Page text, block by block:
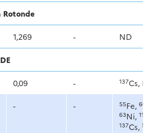
Rotonde
1,269 - ND
0,09 - 137Cs,
- - 55Fe, 60
63Ni,
137Cs,